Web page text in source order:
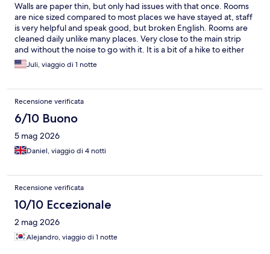
Walls are paper thin, but only had issues with that once. Rooms
are nice sized compared to most places we have stayed at, staff
is very helpful and speak good, but broken English. Rooms are
cleaned daily unlike many places. Very close to the main strip
and without the noise to go with it. It is a bit of a hike to either
subway hub
Juli, viaggio di 1 notte
Recensione verificata
6/10 Buono
5 mag 2026
Daniel, viaggio di 4 notti
Recensione verificata
10/10 Eccezionale
2 mag 2026
Alejandro, viaggio di 1 notte